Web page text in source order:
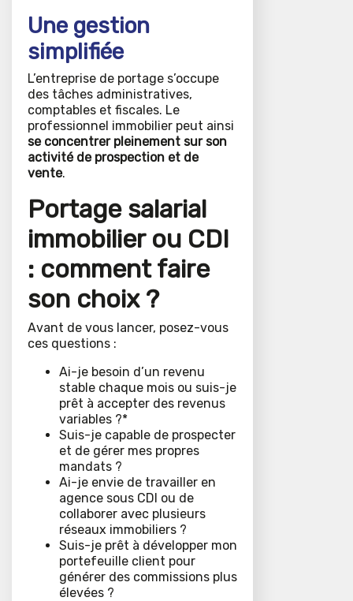
Une gestion
simplifiée
L’entreprise de portage s’occupe
des tâches administratives,
comptables et fiscales. Le
professionnel immobilier peut ainsi
se concentrer pleinement sur son
activité de prospection et de
vente.
Portage salarial
immobilier ou CDI
: comment faire
son choix ?
Avant de vous lancer, posez-vous
ces questions :
Ai-je besoin d’un revenu
stable chaque mois ou suis-je
prêt à accepter des revenus
variables ?*
Suis-je capable de prospecter
et de gérer mes propres
mandats ?
Ai-je envie de travailler en
agence sous CDI ou de
collaborer avec plusieurs
réseaux immobiliers ?
Suis-je prêt à développer mon
portefeuille client pour
générer des commissions plus
élevées ?